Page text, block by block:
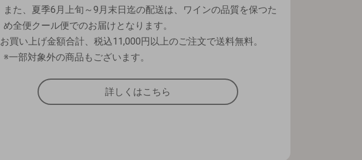
また、夏季6月上旬～9月末日迄の配送は、ワインの品質を保つた
め全便クール便でのお届けとなります。
お買い上げ金額合計、税込11,000円以上のご注文で送料無料。
※一部対象外の商品もございます。
詳しくはこちら